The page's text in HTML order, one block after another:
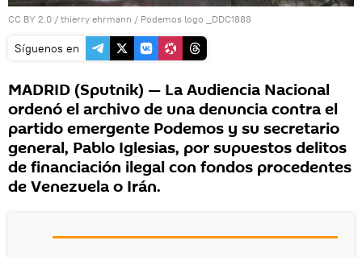
CC BY 2.0 / thierry ehrmann / Podemos logo _DDC1888
Síguenos en
MADRID (Sputnik) — La Audiencia Nacional
ordenó el archivo de una denuncia contra el
partido emergente Podemos y su secretario
general, Pablo Iglesias, por supuestos delitos
de financiación ilegal con fondos procedentes
de Venezuela o Irán.